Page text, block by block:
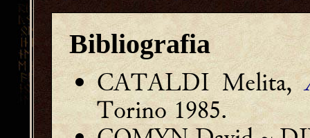
Bibliografia
CATALDI Melita,
Torino 1985.